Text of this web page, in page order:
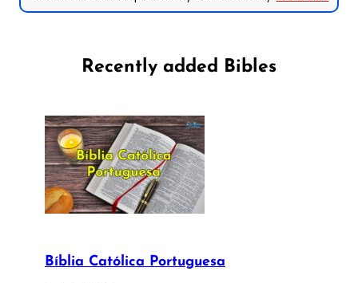
Recently added Bibles
Bíblia Católica Portuguesa